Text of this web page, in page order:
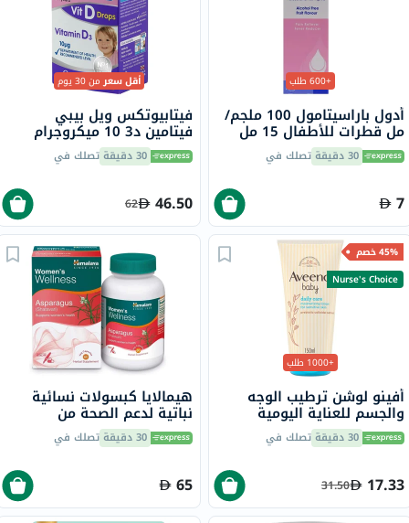
+600 طلب
أدول باراسيتامول 100 ملجم/
مل قطرات للأطفال 15 مل
30 دقيقة تصلك في
7
أقل سعرمن 30 يوم
فيتابيوتكس ويل بيبي
فيتامين د3 10 ميكروجرام
قطرات للأطفال من الولادة
إلى 4 سنوات 30 مل 30 دقيقة تصلك في
46.50
62
45% خصم
Nurse's Choice
+1000 طلب
أفينو لوشن ترطيب الوجه
والجسم للعناية اليومية
بالطفل 150 مل30 دقيقة تصلك في
17.33
31.50
هيمالايا كبسولات نسائية
نباتية لدعم الصحة من
حزمة من 60 كبسولة
30 دقيقة تصلك في
65